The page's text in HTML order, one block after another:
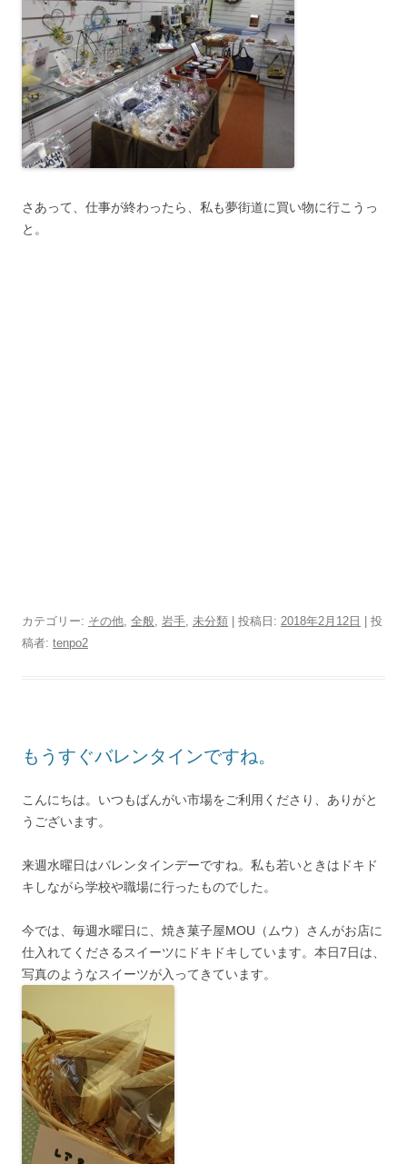
さあって、仕事が終わったら、私も夢街道に買い物に行こうっ
と。
カテゴリー: その他, 全般, 岩手, 未分類 | 投稿日: 2018年2月12日
投
稿者: tenpo2
もうすぐバレンタインですね。
こんにちは。いつもばんがい市場をご利用くださり、ありがと
うございます。
来週水曜日はバレンタインデーですね。私も若いときはドキド
キしながら学校や職場に行ったものでした。
今では、毎週水曜日に、焼き菓子屋MOU（ムウ）さんがお店に
仕入れてくださるスイーツにドキドキしています。本日7日は、
写真のようなスイーツが入ってきています。